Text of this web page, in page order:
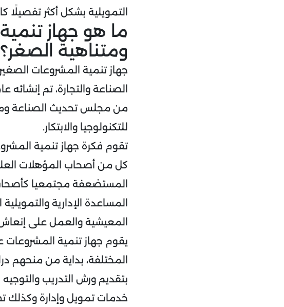
التمويلية بشكل أكثر تفصيلًا
ما هو جهاز
ومتناهية
جهاز تنمية المشروعات
من مجلس تحديث الصناعة
للتكنولوجيا والابتكار.
تقوم فكرة جهاز تنمية
كل من أصحاب المؤهلات
المستضعفة مجتمعيا
المساعدة الإدارية
المعيشية والعمل على
يقوم جهاز تنمية
المختلفة، بداية من منحهم
بتقديم ورش التدريب
خدمات تمويل وإدارة وكذلك